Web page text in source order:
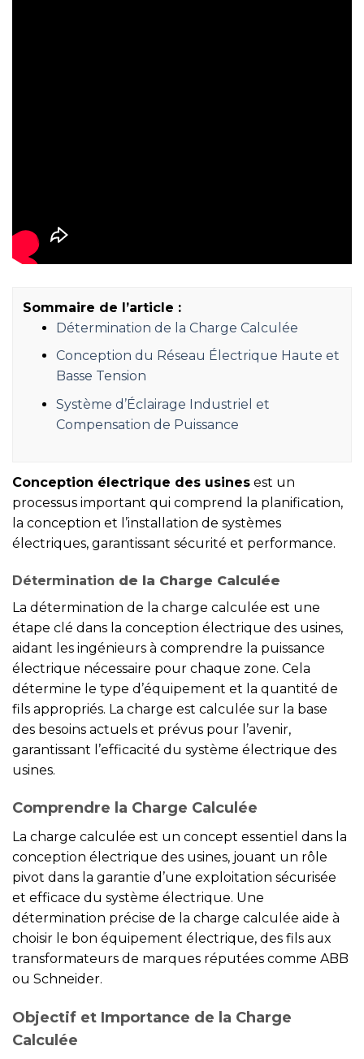
Sommaire de l’article :
Détermination de la Charge Calculée
Conception du Réseau Électrique Haute et
Basse Tension
Système d’Éclairage Industriel et
Compensation de Puissance
Conception électrique des usines est un
processus important qui comprend la planification,
la conception et l’installation de systèmes
électriques, garantissant sécurité et performance.
Détermination de la Charge Calculée
La détermination de la charge calculée est une
étape clé dans la conception électrique des usines,
aidant les ingénieurs à comprendre la puissance
électrique nécessaire pour chaque zone. Cela
détermine le type d’équipement et la quantité de
fils appropriés. La charge est calculée sur la base
des besoins actuels et prévus pour l’avenir,
garantissant l’efficacité du système électrique des
usines.
Comprendre la Charge Calculée
La charge calculée est un concept essentiel dans la
conception électrique des usines, jouant un rôle
pivot dans la garantie d’une exploitation sécurisée
et efficace du système électrique. Une
détermination précise de la charge calculée aide à
choisir le bon équipement électrique, des fils aux
transformateurs de marques réputées comme ABB
ou Schneider.
Objectif et Importance de la Charge
Calculée